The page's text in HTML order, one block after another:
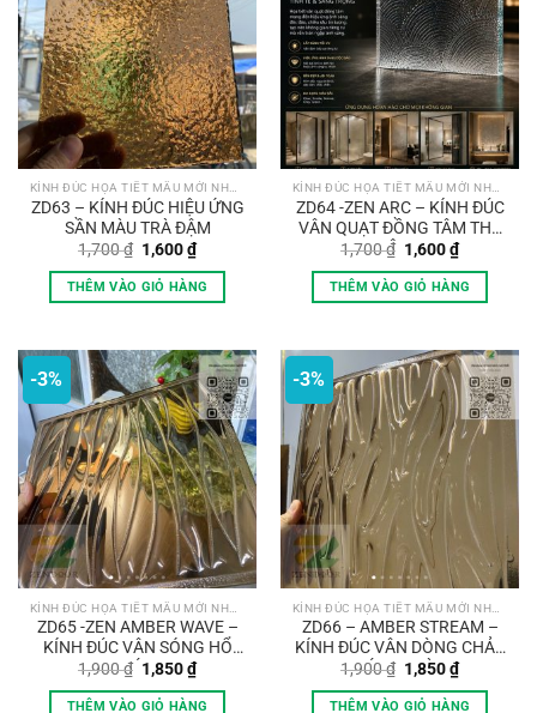
KÍNH ĐÚC HỌA TIẾT MẪU MỚI NHẤT
ZD63 – KÍNH ĐÚC HIỆU ỨNG
SẦN MÀU TRÀ ĐẬM
1,700₫ Giá
gốc
là:
1,700 ₫.
1,600₫Giá
hiện
tại
là:
THÊM VÀO GIỎ HÀNG
KÍNH ĐÚC HỌA TIẾT MẪU MỚI NHẤT
ZD64 -ZEN ARC – KÍNH ĐÚC
VÂN QUẠT ĐỒNG TÂM THỦ
CÔNG
1,700₫ Giá
gốc
là:
1,700 ₫.
1,600₫Giá
hiện
tại
là:
THÊM VÀO GIỎ HÀNG
-3%
ZD65 -ZEN AMBER WAVE –
KÍNH ĐÚC VÂN SÓNG HỔ
PHÁCH
1,900₫ Giá
gốc
là:
1,850₫Giá
hiện
tại
THÊM VÀO GIỎ HÀNG
-3%
ZD66 – AMBER STREAM –
KÍNH ĐÚC VÂN DÒNG CHẢY
ÁNH TRÀ
1,900₫ Giá
gốc
là:
1,850₫Giá
hiện
tại
THÊM VÀO GIỎ HÀNG